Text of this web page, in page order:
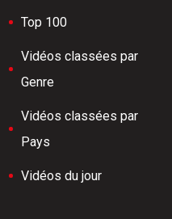
Top 100
Vidéos classées par
Genre
Vidéos classées par
Pays
Vidéos du jour